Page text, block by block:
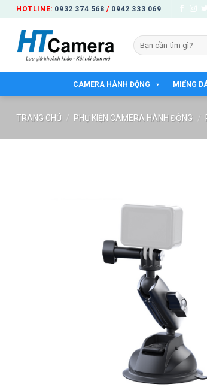
qua
dung
HOTLINE: 0932 374 568 / 0942 333 069
Tìm
kiếm:
CAMERA HÀNH ĐỘNG MIẾNG
TRANG CHỦ / PHỤ KIỆN CAMERA HÀNH ĐỘNG /